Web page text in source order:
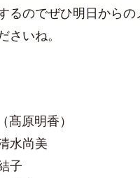
るのでぜひ明日から
さいね。
髙原明香）
水尚美
子